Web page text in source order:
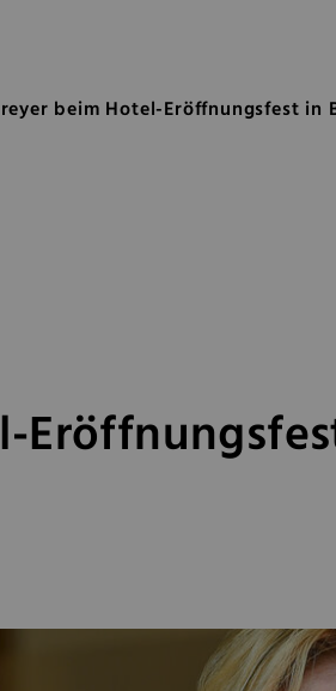
Eröffnungsfest in
beim Hotel-Eröffnungsfest in